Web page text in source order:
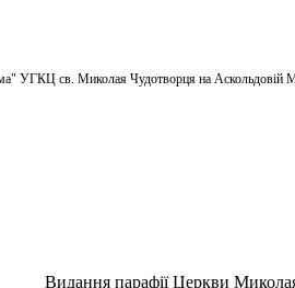
УГКЦ св. Миколая Чудотворця на Аскольдовій
Видання парафії Церкви